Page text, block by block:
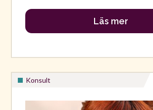
Läs mer
Konsult